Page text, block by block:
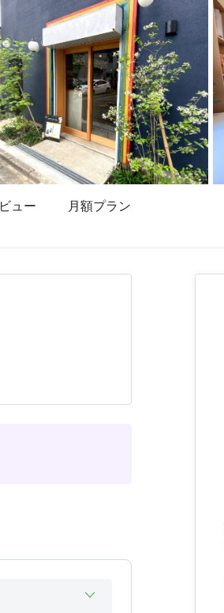
ュー 月額プラン